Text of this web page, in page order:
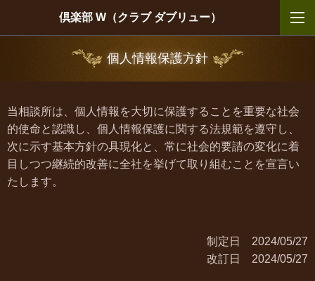
倶楽部 W（クラブ ダブリュー）
個人情報保護方針
当相談所は、個人情報を大切に保護することを重要な社会
的使命と認識し、個人情報保護に関する法規範を遵守し、
次に示す基本方針の具現化と、常に社会的要請の変化に着
目しつつ継続的改善に全社を挙げて取り組むことを宣言い
たします。
制定日 2024/05/27
改訂日 2024/05/27